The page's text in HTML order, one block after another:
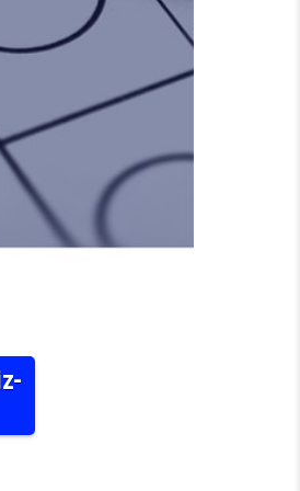
WAHLKREIS SÄCHSISCHE SCHWEIZ-OSTERZGEBIRGE